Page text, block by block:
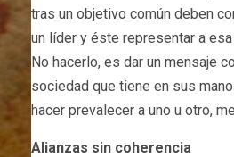
tras un objetivo común deben
un líder y éste representar a
No hacerlo, es dar un mensaje
sociedad que tiene en sus
hacer prevalecer a uno u otro,
Alianzas sin coherencia